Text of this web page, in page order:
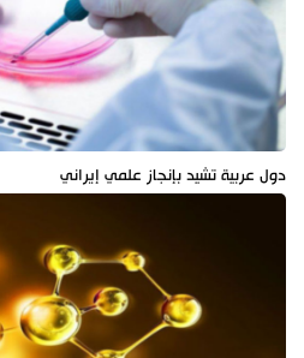
دول عربية تشيد بإنجاز علمي إيراني